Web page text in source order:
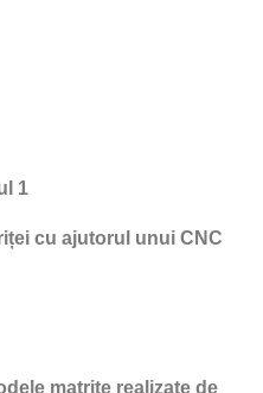
1
cu ajutorul unui CNC